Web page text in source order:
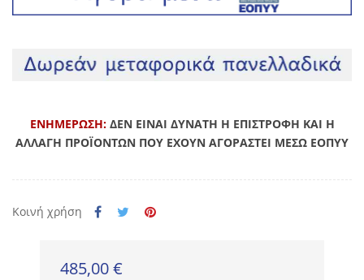
ΕΝΗΜΕΡΩΣΗ:ΔΕΝ ΕΙΝΑΙ ΔΥΝΑΤΗ Η ΕΠΙΣΤΡΟΦΗ ΚΑΙ Η
ΑΛΛΑΓΗ ΠΡΟΪΟΝΤΩΝ ΠΟΥ ΕΧΟΥΝ ΑΓΟΡΑΣΤΕΙ ΜΕΣΩ ΕΟΠΥΥ
Κοινή χρήση
485,00 €